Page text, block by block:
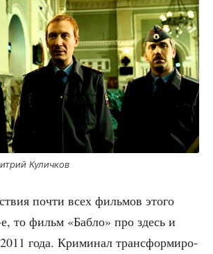
Куличков
почти всех филь­мов это­го
то фильм «Баб­ло» про здесь и
2011 года. Кри­ми­нал транс­фор­ми­ро­